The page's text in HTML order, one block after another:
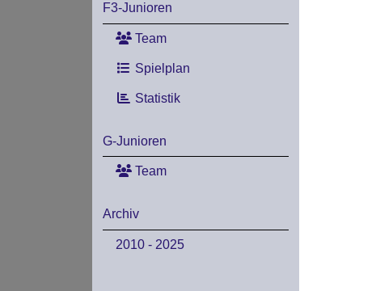
F3-Junioren
Team
Spielplan
Statistik
G-Junioren
Team
Archiv
2010 - 2025